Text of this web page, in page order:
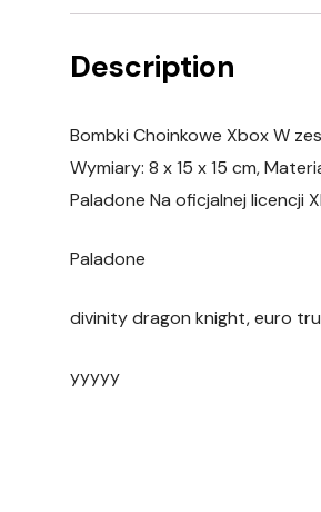
Description
Bombki Choinkowe Xbox W
Wymiary: 8 x 15 x 15 cm,
Paladone Na oficjalnej licencji
Paladone
divinity dragon knight, euro
yyyyy